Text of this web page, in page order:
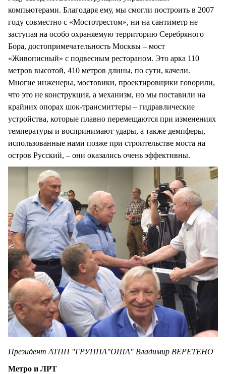
компьютерами. Благодаря ему, мы смогли построить в 2007
году совместно с «Мостотрестом», ни на сантиметр не
заступая на особо охраняемую территорию Серебряного
Бора, достопримечательность Москвы – мост
«Живописный» с подвесным рестораном. Это арка 110
метров высотой, 410 метров длины, по сути, качели.
Многие инженеры, мостовики, проектировщики говорили,
что это не конструкция, а механизм, но мы поставили на
крайних опорах шок-трансмиттеры – гидравлические
устройства, которые плавно перемещаются при изменениях
температуры и воспринимают удары, а также демпферы,
использованные нами позже при строительстве моста на
остров Русский, – они оказались очень эффективны.
Президент АТПП "ГРУППА"ОША" Владимир ВЕРЕТЕНО
Метро и ЛРТ